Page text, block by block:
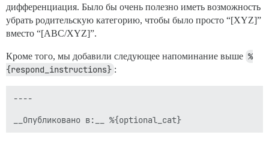
дифференциация. Было бы очень полезно иметь возможность
убрать родительскую категорию, чтобы было просто “[XYZ]”
вместо “[ABC/XYZ]”.
Кроме того, мы добавили следующее напоминание выше %
{respond_instructions} :
----